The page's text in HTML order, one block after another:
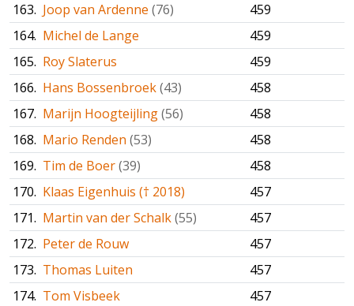
163. Joop van Ardenne (76)
459
164. Michel de Lange
459
165. Roy Slaterus
459
166. Hans Bossenbroek(43)
458
167. Marijn Hoogteijling(56)
458
168. Mario Renden (53)
458
169. Tim de Boer(39)
458
170. Klaas Eigenhuis († 2018)
457
171. Martin van der Schalk(55)
457
172. Peter de Rouw
457
173. Thomas Luiten
457
174. Tom Visbeek 457